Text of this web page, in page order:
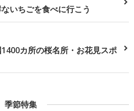
いちごを食べに行こう
カ所の桜名所・お花見スポ
季節特集